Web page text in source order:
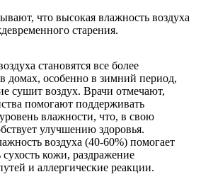
что высокая влажность воздуха
старения.
становятся все более
домах, особенно в зимний период,
сушит воздух. Врачи отмечают,
помогают поддерживать
влажности, что, в свою
улучшению здоровья.
воздуха (40-60%) помогает
сухость кожи, раздражение
и аллергические реакции.